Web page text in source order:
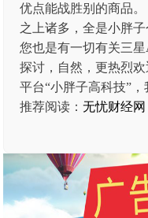
优点能战胜别的商品。
之上诸多，全是小胖
您也是有一切有关三
探讨，自然，更热烈
平台“小胖子高科技”，
推荐阅读：无忧财经网